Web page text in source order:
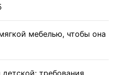
мебелью, чтобы она
требования